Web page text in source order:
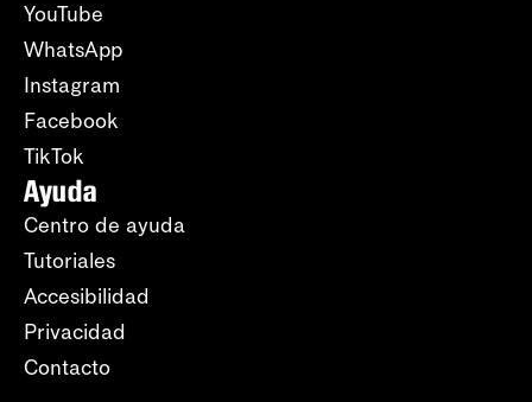
YouTube
WhatsApp
Instagram
Facebook
TikTok
Ayuda
Centro de ayuda
Tutoriales
Accesibilidad
Privacidad
Contacto